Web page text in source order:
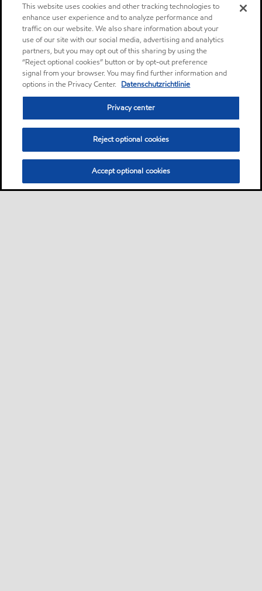
This website uses cookies and other tracking technologies to
enhance user experience and to analyze performance and
traffic on our website. We also share information about your
use of our site with our social media, advertising and analytics
partners, but you may opt out of this sharing by using the
“Reject optional cookies” button or by opt-out preference
signal from your browser. You may find further information and
options in the Privacy Center. Datenschutzrichtlinie
Privacy center
Reject optional cookies
Accept optional cookies